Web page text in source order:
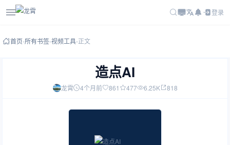
登录
首页-所有书签-视频工具-正文
造点AI
龙霄 4个月前 861 477 6.25K 818